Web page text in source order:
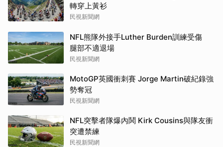
轉穿上黃衫
民視新聞網
NFL熊隊外接手Luther Burden訓練受傷
腿部不適退場
民視新聞網
MotoGP英國衝刺賽 Jorge Martin破紀錄強
勢奪冠
民視新聞網
NFL突擊者隊爆內鬨 Kirk Cousins與隊友衝
突遭禁練
民視新聞網